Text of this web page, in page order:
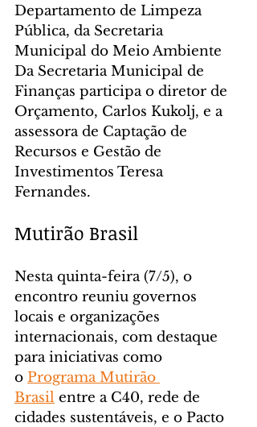
Departamento de Limpeza
Pública, da Secretaria
Municipal do Meio Ambiente
Da Secretaria Municipal de
Finanças participa o diretor de
Orçamento, Carlos Kukolj, e a
assessora de Captação de
Recursos e Gestão de
Investimentos Teresa
Fernandes.
Mutirão Brasil
Nesta quinta-feira (7/5), o
encontro reuniu governos
locais e organizações
internacionais, com destaque
para iniciativas como
o Programa Mutirão
Brasil entre a C40, rede de
cidades sustentáveis, e o Pacto